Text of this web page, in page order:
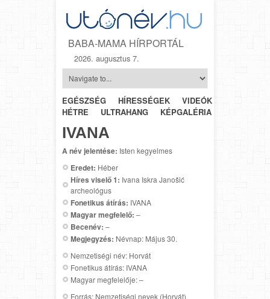
BABA-MAMA HÍRPORTÁL
2026. augusztus 7.
EGÉSZSÉG HÍRESSÉGEK VIDEÓK
HÉTRŐL-
HÉTRE
ULTRAHANG KÉPGALÉRIA
IVANA
A név jelentése: Isten kegyelmes
Eredet: Héber
Híres viselő 1: Ivana Iskra Janošić
archeológus
Fonetikus átírás: IVANA
Magyar megfelelő: –
Becenév: –
Megjegyzés: Névnap: Május 30.
Nemzetiségi név: Horvát
Fonetikus átírás: IVANA
Magyar megfelelője: –
Forrás: Nemzetiségi nevek (Horvát)